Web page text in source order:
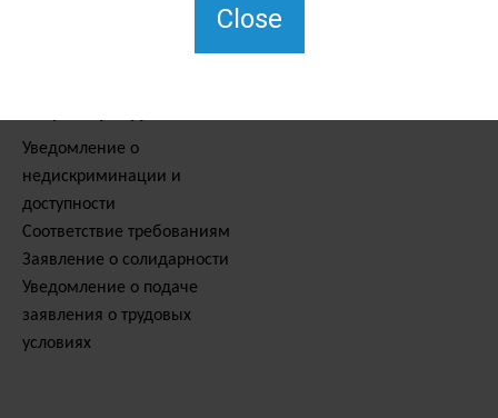
Уведомление о
недискриминации и
доступности
Соответствие требованиям
Заявление о солидарности
Уведомление о подаче
заявления о трудовых
условиях
Close